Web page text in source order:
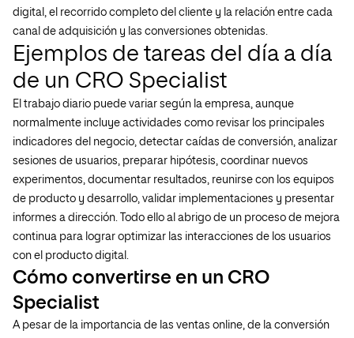
digital, el recorrido completo del cliente y la relación entre cada
canal de adquisición y las conversiones obtenidas.
Ejemplos de tareas del día a día
de un CRO Specialist
El trabajo diario puede variar según la empresa, aunque
normalmente incluye actividades como revisar los principales
indicadores del negocio, detectar caídas de conversión, analizar
sesiones de usuarios, preparar hipótesis, coordinar nuevos
experimentos, documentar resultados, reunirse con los equipos
de producto y desarrollo, validar implementaciones y presentar
informes a dirección. Todo ello al abrigo de un proceso de mejora
continua para lograr optimizar las interacciones de los usuarios
con el producto digital.
Cómo convertirse en un CRO
Specialist
A pesar de la importancia de las ventas online, de la conversión